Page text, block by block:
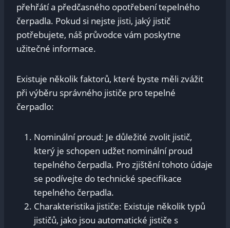
přehřátí a předčasného opotřebení tepelného
čerpadla. Pokud⁢ si nejste jisti, jaký jistič ​
potřebujete, náš ‌průvodce vám poskytne
užitečné informace.
Existuje několik⁢ faktorů, které byste měli⁤ zvážit
při ​výběru správného jističe‍ pro ⁣tepelné
čerpadlo:
Nominální​ proud: Je důležité zvolit jistič,
který je schopen udžet ‍nominální ​proud
‌tepelného čerpadla. Pro zjištění‌ tohoto údaje
se‍ podívejte ‌do technické specifikace​
tepelného⁢ čerpadla.
Charakteristika⁢ jističe: Existuje několik typů
jističů, jako jsou automatické jističe⁣ s